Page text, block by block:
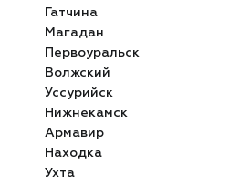
Гатчина
Магадан
Первоуральск
Волжский
Уссурийск
Нижнекамск
Армавир
Находка
Ухта